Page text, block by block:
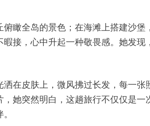
瞰全岛的景色；在海滩上搭建沙堡
接，心中升起一种敬畏感。她发现
在皮肤上，微风拂过长发，每一
她突然明白，这趟旅行不仅仅是